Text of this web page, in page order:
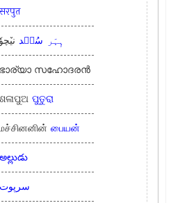
सरपुत
ہٕہَر سُنٛد نیٚچوٗ
ഭാര്യാ സഹോദരൻ
ପୁତୁରା
பையன்
అల్లుడు
سرپوت